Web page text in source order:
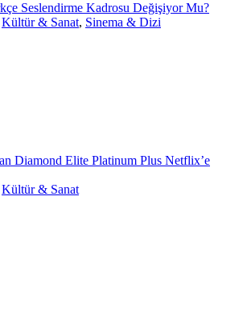
Seslendirme Kadrosu Değişiyor Mu?
Kültür & Sanat, Sinema & Dizi
Diamond Elite Platinum Plus Netflix’e
Kültür & Sanat